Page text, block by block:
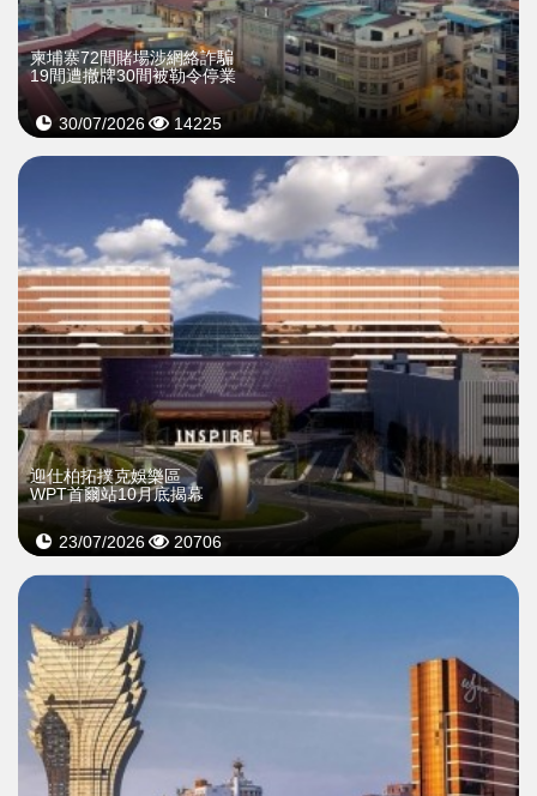
柬埔寨72間賭場涉網絡詐騙
19間遭撤牌30間被勒令停業
30/07/2026 14225
迎仕柏拓撲克娛樂區
WPT首爾站10月底揭幕
23/07/2026 20706